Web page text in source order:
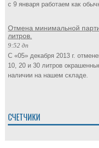
с 9 января работаем как
Отмена минимальной
литров.
9:52 дп
С «05» декабря 2013 г.
10, 20 и 30 литров
наличии на нашем складе.
СЧЕТЧИКИ